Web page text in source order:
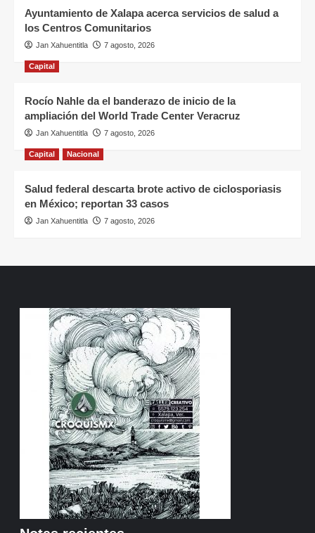
Ayuntamiento de Xalapa acerca servicios de salud a
los Centros Comunitarios
Jan Xahuentitla 7 agosto, 2026
Capital
Rocío Nahle da el banderazo de inicio de la
ampliación del World Trade Center Veracruz
Jan Xahuentitla 7 agosto, 2026
Capital Nacional
Salud federal descarta brote activo de ciclosporiasis
en México; reportan 33 casos
Jan Xahuentitla 7 agosto, 2026